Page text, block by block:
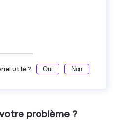
utile ? Oui Non
problème ?